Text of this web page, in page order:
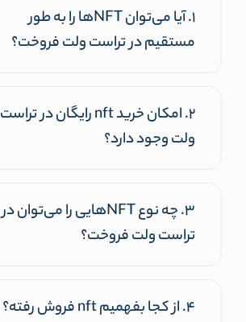
۱. آیا می‌توان NFTها را به طور
مستقیم در تراست ولت فروخت؟
۲. امکان خرید nft رایگان در تراست
ولت وجود دارد؟
۳. چه نوع NFTهایی را می‌توان در
تراست ولت فروخت؟
۴. از کجا بفهمیم nft فروش رفته؟